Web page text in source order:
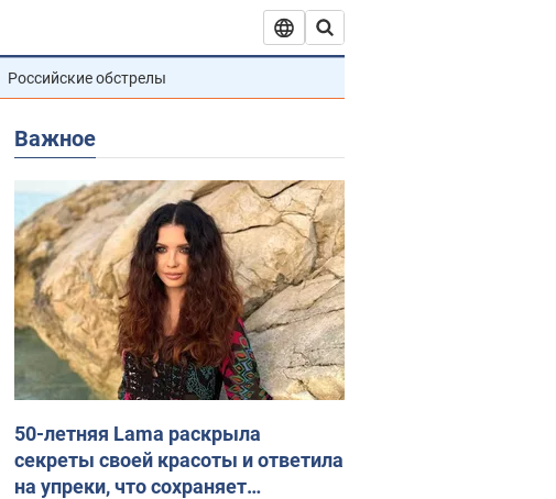
Российские обстрелы
Важное
50-летняя Lama раскрыла
секреты своей красоты и ответила
на упреки, что сохраняет